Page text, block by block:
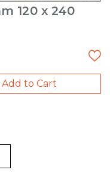
120 x 240
Add to Cart